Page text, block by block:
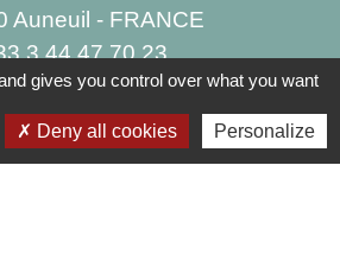
Auneuil - FRANCE
3 44 47 70 23
par formulaire
gives you control over what you want
Deny all cookies Personalize